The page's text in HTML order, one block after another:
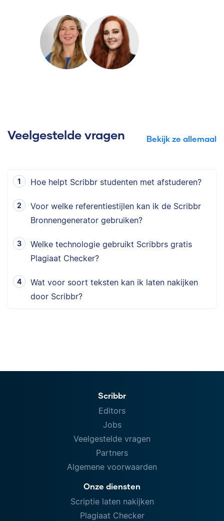
Veelgestelde vragen Bekijk ze allemaal
Hoe helpt Scribbr studenten met afstuderen?
Voor welke referentiestijlen kan ik de Scribbr
Bronnengenerator gebruiken?
Welke technologie gebruikt Scribbrs gratis
Plagiaat Checker?
Wat voor soort teksten kan ik laten nakijken
door Scribbr?
Scribbr
Editors
Jobs
Veelgestelde vragen
Partners
Algemene voorwaarden
Onze diensten
Scriptie laten nakijken
Plagiaat Checker